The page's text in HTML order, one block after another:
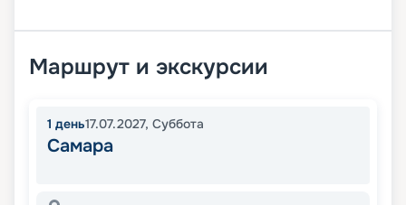
Маршрут и экскурсии
1 день17.07.2027, Суббота
Самара